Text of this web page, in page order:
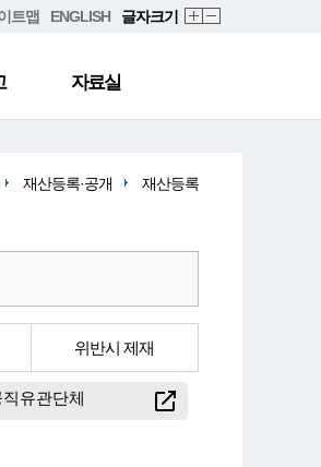
트맵 ENGLISH 글자크기
자료실
재산등록·공개 재산등록
위반시 제재
직유관단체